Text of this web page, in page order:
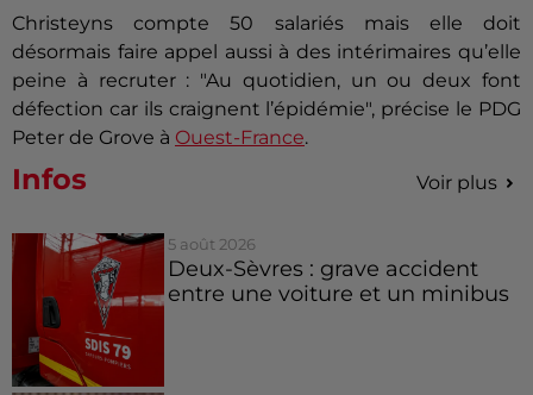
Christeyns compte 50 salariés mais elle doit
désormais faire appel aussi à des intérimaires qu’elle
peine à recruter : "Au quotidien, un ou deux font
défection car ils craignent l’épidémie", précise le PDG
Peter de Grove à Ouest-France.
Infos Voir plus
5 août 2026
Deux-Sèvres : grave accident
entre une voiture et un minibus